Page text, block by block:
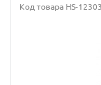
Код товара HS-